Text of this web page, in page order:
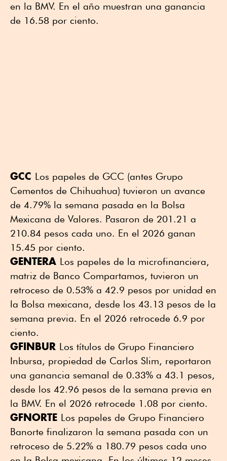
en la BMV. En el año muestran una ganancia
de 16.58 por ciento.
GCC Los papeles de GCC (antes Grupo
Cementos de Chihuahua) tuvieron un avance
de 4.79% la semana pasada en la Bolsa
Mexicana de Valores. Pasaron de 201.21 a
210.84 pesos cada uno. En el 2026 ganan
15.45 por ciento.
GENTERA Los papeles de la microfinanciera,
matriz de Banco Compartamos, tuvieron un
retroceso de 0.53% a 42.9 pesos por unidad en
la Bolsa mexicana, desde los 43.13 pesos de la
semana previa. En el 2026 retrocede 6.9 por
ciento.
GFINBUR Los títulos de Grupo Financiero
Inbursa, propiedad de Carlos Slim, reportaron
una ganancia semanal de 0.33% a 43.1 pesos,
desde los 42.96 pesos de la semana previa en
la BMV. En el 2026 retrocede 1.08 por ciento.
GFNORTE Los papeles de Grupo Financiero
Banorte finalizaron la semana pasada con un
retroceso de 5.22% a 180.79 pesos cada uno